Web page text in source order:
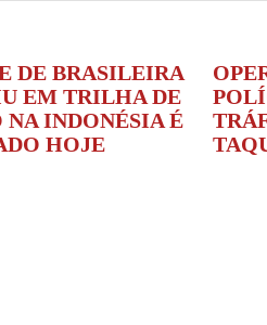
DE BRASILEIRA
EM TRILHA DE
NA INDONÉSIA É
HOJE